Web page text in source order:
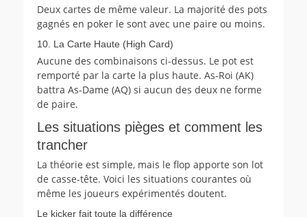
Deux cartes de même valeur. La majorité des pots
gagnés en poker le sont avec une paire ou moins.
10. La Carte Haute (High Card)
Aucune des combinaisons ci-dessus. Le pot est
remporté par la carte la plus haute. As-Roi (AK)
battra As-Dame (AQ) si aucun des deux ne forme
de paire.
Les situations pièges et comment les
trancher
La théorie est simple, mais le flop apporte son lot
de casse-tête. Voici les situations courantes où
même les joueurs expérimentés doutent.
Le kicker fait toute la différence